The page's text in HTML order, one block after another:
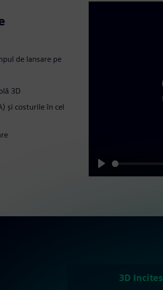
de lansare pe
3D
și costurile în cel
Play
3D Incites